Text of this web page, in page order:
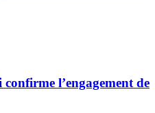
l’engagement de